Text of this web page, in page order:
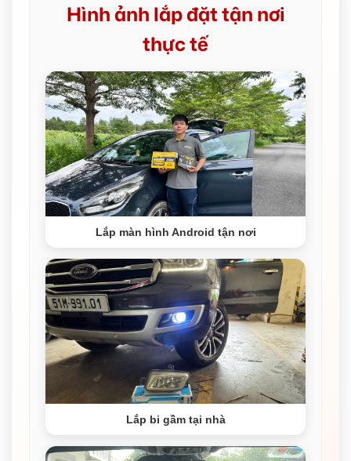
Hình ảnh lắp đặt tận nơi
thực tế
Lắp màn hình Android tận nơi
Lắp bi gầm tại nhà